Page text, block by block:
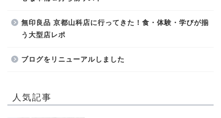
無印良品 京都山科店に行ってきた！食・体験・学びが揃
う大型店レポ
ブログをリニューアルしました
人気記事